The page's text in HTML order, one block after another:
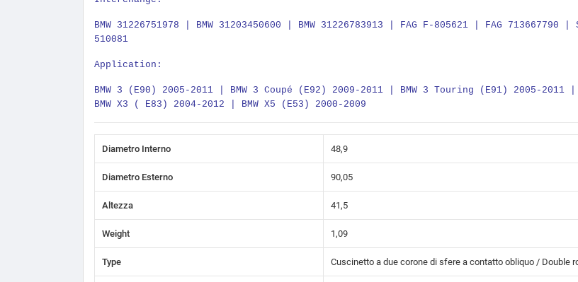
BMW 31226751978 | BMW 31203450600 | BMW 31226783913 | FAG F-805621 | FAG 713667790
510081
Application:
BMW 3 (E90) 2005-2011 | BMW 3 Coupé (E92) 2009-2011 | BMW 3 Touring (E91) 2005-2011
BMW X3 ( E83) 2004-2012 | BMW X5 (E53) 2000-2009
Diametro Interno 48,9
Diametro Esterno 90,05
Altezza 41,5
Weight 1,09
Type Cuscinetto a due corone di sfere a contatto obliquo / Double